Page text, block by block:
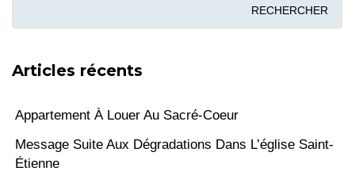
Articles récents
Appartement À Louer Au Sacré-Coeur
Message Suite Aux Dégradations Dans L’église Saint-
Étienne